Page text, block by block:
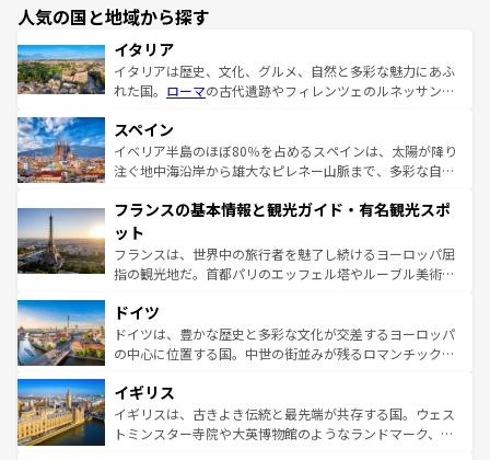
人気の国と地域から探す
イタリア
イタリアは歴史、文化、グルメ、自然と多彩な魅力にあふ
れた国。 ローマの古代遺跡やフィレンツェのルネッサンス
ろん、トスカーナの美しい田園風景やアマルフィ海岸の絶
景など、自然景観も見逃せない。観光の合間には、本場の
ピザやパスタなど、絶品のイタリア料理を堪能することも
ませてくれるイタリアで、忘れられない旅をしてみよう！
なお、新着のイタリア情報は
しい。
スペイン
イベリア半島のほぼ80％を占めるスペインは、太陽が降り
注ぐ地中海沿岸から雄大なピレネー山脈まで、多彩な自然
文化が根付くこの国では、情熱的なフラメンコ、熱気あふ
れる闘牛、そして美味しいタパスが生活の一部となってい
る。首都マドリードの洗練された雰囲気や、バルセロナの
アートに溢れた街角から、地方では古代ローマ遺跡や中世
せる。地方によって風土や気候が異なるスペインはその個
性で訪れる人を魅了する。 なお、新着のスペイン情報は コ
ンテンツ一覧を参照してほしい。
フランスの基本情報と観光ガイド・有名観光スポ
ット
フランスは、世界中の旅行者を魅了し続けるヨーロッパ屈
指の観光地だ。首都パリのエッフェル塔やルーブル美術館
で、幅広い魅力が詰まっている。華麗な宮殿、歴史的な大
聖堂、美しいビーチ、そして豊かな自然が、訪れる者を心
から魅了する。また、フランスは美食の国としても知ら
いる。シャンパンの発祥地であるランス、プロヴァンスの
香り高いラベンダー畑など、多彩な楽しみ方が可能だ。さ
らに、パリ以外の地域にも魅力が溢れており、どの街角に
ドイツ
ドイツは、豊かな歴史と多彩な文化が交差するヨーロッパ
の中心に位置する国。中世の街並みが残るロマンチック街
顔を持つこの国は、どこを歩いても飽きることがない。ベ
ルリンの文化的活気、バイエルン州のアルプスの絶景、そ
してライン川沿いのワイン畑といった風景は必見。ビール
イギリス
イギリスは、古きよき伝統と最先端が共存する国。ウェス
トミンスター寺院や大英博物館のようなランドマーク、歴